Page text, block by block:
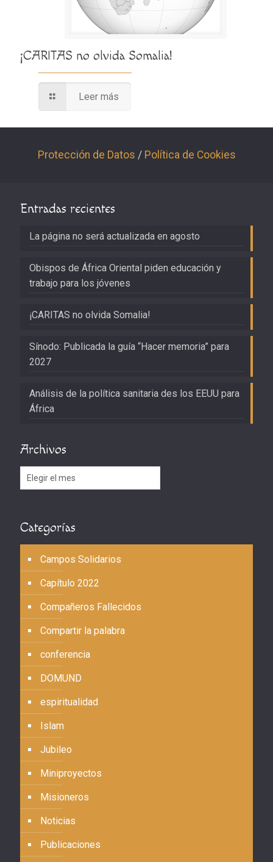
¡CARITAS no olvida Somalia!
Leer más
Protección de Datos / Política de Cookies
Entradas recientes
La página no será actualizada en agosto
Obispos de África Oriental piden educación y
trabajo para los jóvenes
¡CARITAS no olvida Somalia!
Sínodo: Publicada la guía “Hacer memoria” para
2027
Análisis de la política sanitaria des los EEUU para
África
Archivos
Archivos
Categorías
Campos Solidarios
Capítulo 2022
Compañeros Fallecidos
Compartir la palabra
conferencia
DOMUND
espiritualidad
Islam
Jubileo
Miniproyectos
Misioneros
Noticias
Publicaciones